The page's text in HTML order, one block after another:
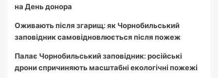
на День донора
Оживають після згарищ: як Чорнобильський
заповідник самовідновлюється після пожеж
Палає Чорнобильський заповідник: російські
дрони спричиняють масштабні екологічні пожежі